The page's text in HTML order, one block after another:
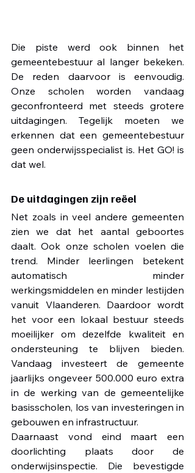
Die piste werd ook binnen het
gemeentebestuur al langer bekeken.
De reden daarvoor is eenvoudig.
Onze scholen worden vandaag
geconfronteerd met steeds grotere
uitdagingen. Tegelijk moeten we
erkennen dat een gemeentebestuur
geen onderwijsspecialist is. Het GO! is
dat wel.
De uitdagingen zijn reëel
Net zoals in veel andere gemeenten
zien we dat het aantal geboortes
daalt. Ook onze scholen voelen die
trend. Minder leerlingen betekent
automatisch minder
werkingsmiddelen en minder lestijden
vanuit Vlaanderen. Daardoor wordt
het voor een lokaal bestuur steeds
moeilijker om dezelfde kwaliteit en
ondersteuning te blijven bieden.
Vandaag investeert de gemeente
jaarlijks ongeveer 500.000 euro extra
in de werking van de gemeentelijke
basisscholen, los van investeringen in
gebouwen en infrastructuur.
Daarnaast vond eind maart een
doorlichting plaats door de
onderwijsinspectie. Die bevestigde